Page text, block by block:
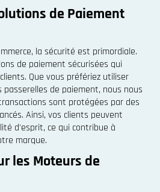
de Paiement
la sécurité est primordiale.
de paiement sécurisées qui
Que vous préfériez utiliser
passerelles de paiement, nous nous
sont protégées par des
Ainsi, vos clients peuvent
d'esprit, ce qui contribue à
marque.
les Moteurs de